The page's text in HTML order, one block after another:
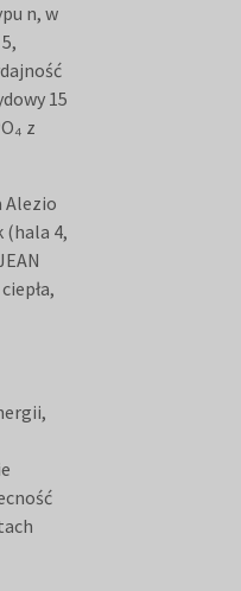
n, w
15
z
Alezio
(hala 4,